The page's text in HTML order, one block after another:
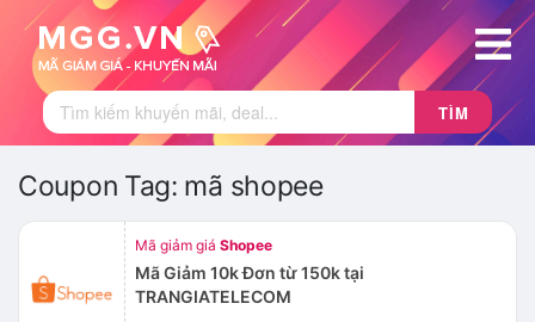
TÌM
Coupon Tag: mã shopee
Mã giảm giá Shopee
Mã Giảm 10k Đơn từ 150k tại
TRANGIATELECOM